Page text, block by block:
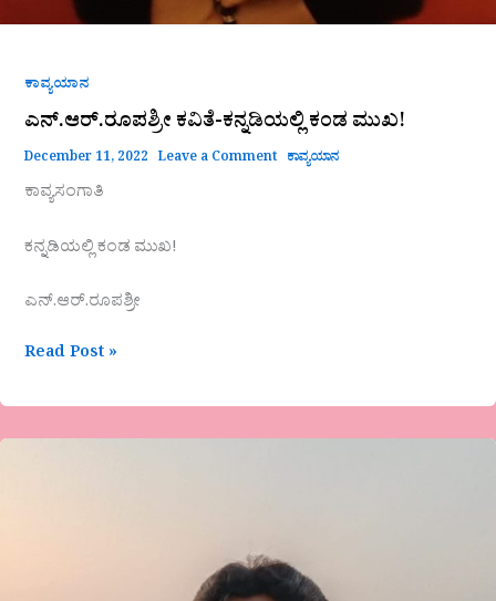
ಕಾವ್ಯಯಾನ
ಎನ್.ಆರ್.ರೂಪಶ್ರೀ ಕವಿತೆ-ಕನ್ನಡಿಯಲ್ಲಿ ಕಂಡ ಮುಖ!
December 11, 2022 Leave a Comment ಕಾವ್ಯಯಾನ
ಕಾವ್ಯಸಂಗಾತಿ
ಕನ್ನಡಿಯಲ್ಲಿ ಕಂಡ ಮುಖ!
ಎನ್.ಆರ್.ರೂಪಶ್ರೀ
Read Post »